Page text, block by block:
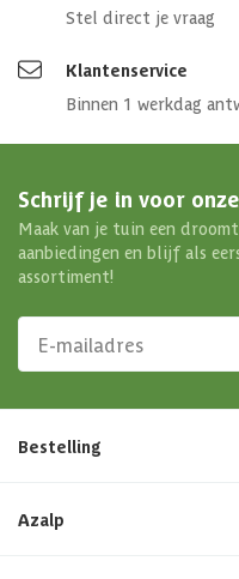
Stel direct je vraag
Klantenservice
Binnen 1 werkdag
Schrijf je in voor
Maak van je tuin een
aanbiedingen en blijf als
assortiment!
Bestelling
Azalp